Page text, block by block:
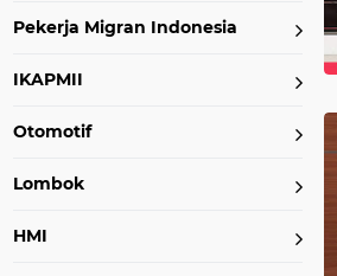
Pekerja Migran Indonesia
IKAPMII
Otomotif
Lombok
HMI